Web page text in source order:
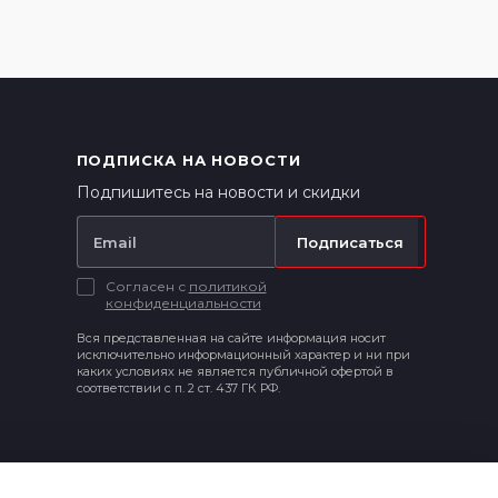
ПОДПИСКА НА НОВОСТИ
Подпишитесь на новости и скидки
Подписаться
Согласен с политикой
конфиденциальности
Вся представленная на сайте информация носит
исключительно информационный характер и ни при
каких условиях не является публичной офертой в
соответствии с п. 2 ст. 437 ГК РФ.